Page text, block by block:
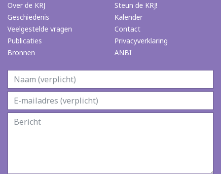
Over de KRJ
Geschiedenis
Veelgestelde vragen
Publicaties
Bronnen
Steun de KRJ!
Kalender
Contact
Privacyverklaring
ANBI